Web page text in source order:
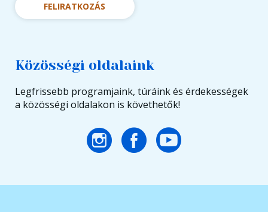
FELIRATKOZÁS
Közösségi oldalaink
Legfrissebb programjaink, túráink és érdekességek
a közösségi oldalakon is követhetők!